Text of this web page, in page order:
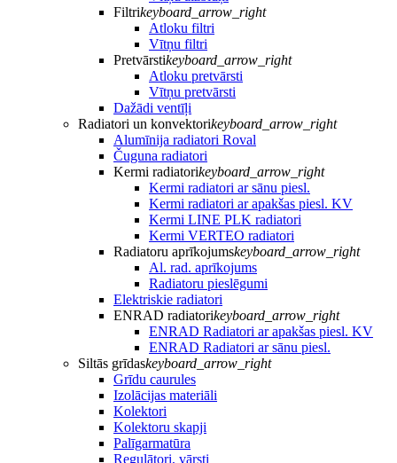
Filtrikeyboard_arrow_right
Atloku filtri
Vītņu filtri
Pretvārstikeyboard_arrow_right
Atloku pretvārsti
Vītņu pretvārsti
Dažādi ventīļi
Radiatori un konvektorikeyboard_arrow_right
Alumīnija radiatori Roval
Čuguna radiatori
Kermi radiatorikeyboard_arrow_right
Kermi radiatori ar sānu piesl.
Kermi radiatori ar apakšas piesl. KV
Kermi LINE PLK radiatori
Kermi VERTEO radiatori
Radiatoru aprīkojumskeyboard_arrow_right
Al. rad. aprīkojums
Radiatoru pieslēgumi
Elektriskie radiatori
ENRAD radiatorikeyboard_arrow_right
ENRAD Radiatori ar apakšas piesl. KV
ENRAD Radiatori ar sānu piesl.
Siltās grīdaskeyboard_arrow_right
Grīdu caurules
Izolācijas materiāli
Kolektori
Kolektoru skapji
Palīgarmatūra
Regulātori, vārsti